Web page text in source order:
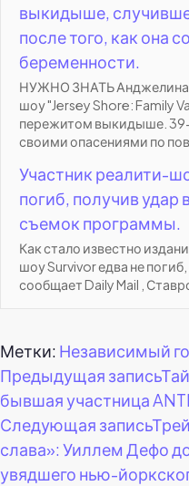
выкидыше,
после того, как она
беременности.
НУЖНО ЗНАТЬ Анджелина
шоу "Jersey Shore: Family
пережитом выкидыше.
своими опасениями по
Участник реалити-
погиб, получив удар
съемок программы.
Как стало известно
шоу Survivor едва не
сообщает Daily Mail ,
Метки: Независимый
по
записям
Предыдущая запись
бывшая участница
Следующая запись
слава»: Уиллем Дефо
увядшего нью-